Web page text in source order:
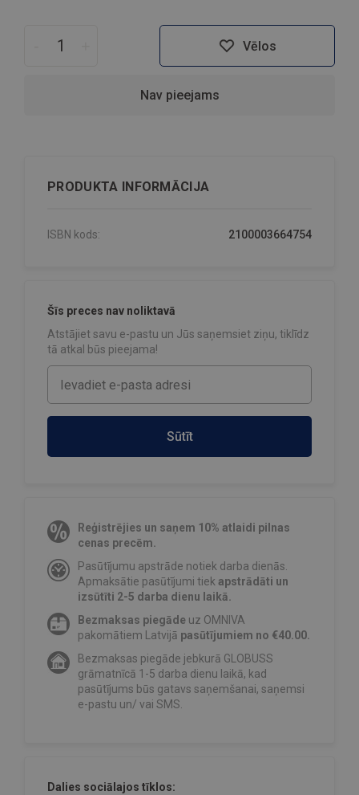
Vēlos
Nav pieejams
PRODUKTA INFORMĀCIJA
ISBN kods: 2100003664754
Šīs preces nav noliktavā
Atstājiet savu e-pastu un Jūs saņemsiet ziņu, tiklīdz
tā atkal būs pieejama!
Sūtīt
Reģistrējies un saņem 10% atlaidi pilnas
cenas precēm.
Pasūtījumu apstrāde notiek darba dienās.
Apmaksātie pasūtījumi tiek apstrādāti un
izsūtīti 2-5 darba dienu laikā.
Bezmaksas piegāde uz OMNIVA
pakomātiem Latvijā pasūtījumiem no €40.00.
Bezmaksas piegāde jebkurā GLOBUSS
grāmatnīcā 1-5 darba dienu laikā, kad
pasūtījums būs gatavs saņemšanai, saņemsi
e-pastu un/ vai SMS.
Dalies sociālajos tīklos: